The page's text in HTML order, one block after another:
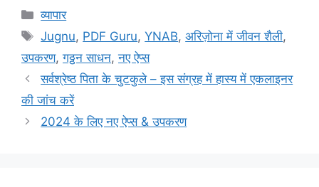
Categories
व्यापार
Tags
Jugnu, PDF Guru,YNAB,अरिज़ोना में जीवन शैली,
उपकरण,गठ्ठन साधन,नए ऐप्स
सर्वश्रेष्ठ पिता के चुटकुले – इस संग्रह में हास्य में एकलाइनर
की जांच करें
2024 के लिए नए ऐप्स & उपकरण